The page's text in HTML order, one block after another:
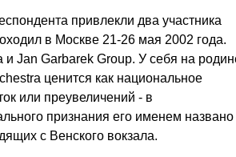
привлекли два участника
в Москве 21-26 мая 2002 года.
и Jan Garbarek Group. У себя на
ценится как национальное
или преувеличений - в
признания его именем названо
с Венского вокзала.